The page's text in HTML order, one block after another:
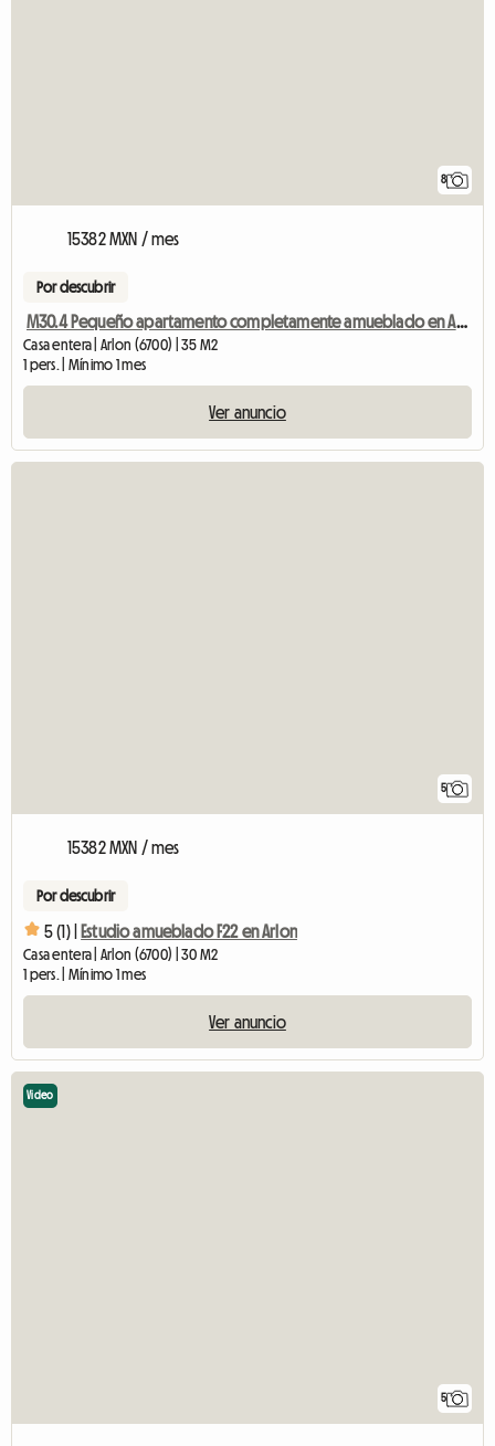
8
15382 MXN / mes
Por descubrir
M30.4 Pequeño apartamento completamente amueblado en Arlon City
Casa entera | Arlon (6700) | 35 M2
1 pers. | Mínimo 1 mes
Ver anuncio
5
15382 MXN / mes
Por descubrir
5 (1) | Estudio amueblado F22 en Arlon
Casa entera | Arlon (6700) | 30 M2
1 pers. | Mínimo 1 mes
Ver anuncio
5
Video